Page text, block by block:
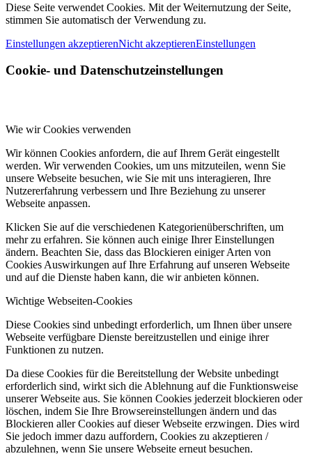
Diese Seite verwendet Cookies. Mit der Weiternutzung der Seite,
stimmen Sie automatisch der Verwendung zu.
Einstellungen akzeptierenNicht akzeptierenEinstellungen
Cookie- und Datenschutzeinstellungen
Wie wir Cookies verwenden
Wir können Cookies anfordern, die auf Ihrem Gerät eingestellt
werden. Wir verwenden Cookies, um uns mitzuteilen, wenn Sie
unsere Webseite besuchen, wie Sie mit uns interagieren, Ihre
Nutzererfahrung verbessern und Ihre Beziehung zu unserer
Webseite anpassen.
Klicken Sie auf die verschiedenen Kategorienüberschriften, um
mehr zu erfahren. Sie können auch einige Ihrer Einstellungen
ändern. Beachten Sie, dass das Blockieren einiger Arten von
Cookies Auswirkungen auf Ihre Erfahrung auf unseren Webseite
und auf die Dienste haben kann, die wir anbieten können.
Wichtige Webseiten-Cookies
Diese Cookies sind unbedingt erforderlich, um Ihnen über unsere
Webseite verfügbare Dienste bereitzustellen und einige ihrer
Funktionen zu nutzen.
Da diese Cookies für die Bereitstellung der Website unbedingt
erforderlich sind, wirkt sich die Ablehnung auf die Funktionsweise
unserer Webseite aus. Sie können Cookies jederzeit blockieren oder
löschen, indem Sie Ihre Browsereinstellungen ändern und das
Blockieren aller Cookies auf dieser Webseite erzwingen. Dies wird
Sie jedoch immer dazu auffordern, Cookies zu akzeptieren /
abzulehnen, wenn Sie unsere Webseite erneut besuchen.